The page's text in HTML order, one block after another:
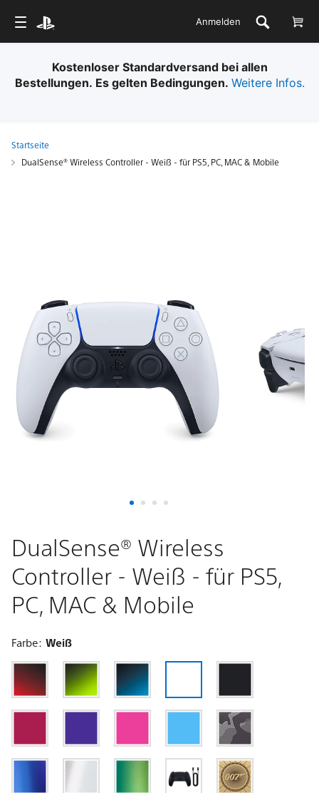
Anmelden
Kostenloser Standardversand bei allen
Bestellungen. Es gelten Bedingungen. Weitere Infos.
Startseite
DualSense® Wireless Controller - Weiß - für PS5, PC, MAC & Mobile
Weiß
für
PS5,
&
Mobile
DualSense® Wireless
Controller - Weiß - für PS5,
PC, MAC & Mobile
Farbe: Weiß